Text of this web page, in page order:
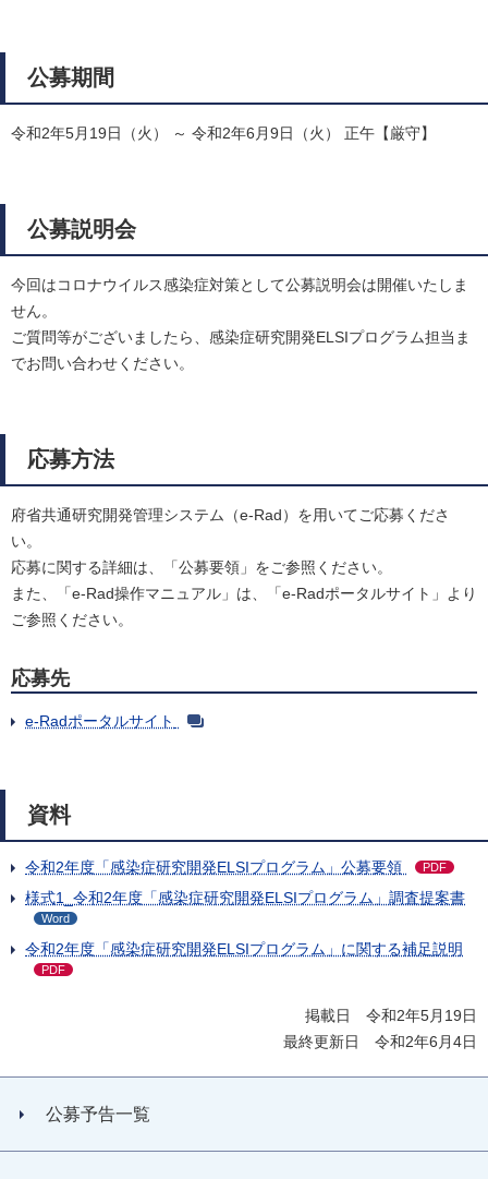
公募期間
令和2年5月19日（火） ～ 令和2年6月9日（火） 正午【厳守】
公募説明会
今回はコロナウイルス感染症対策として公募説明会は開催いたしま
せん。
ご質問等がございましたら、感染症研究開発ELSIプログラム担当ま
でお問い合わせください。
応募方法
府省共通研究開発管理システム（e-Rad）を用いてご応募くださ
い。
応募に関する詳細は、「公募要領」をご参照ください。
また、「e-Rad操作マニュアル」は、「e-Radポータルサイト」より
ご参照ください。
応募先
e-Radポータルサイト
資料
令和2年度「感染症研究開発ELSIプログラム」公募要領 PDF
様式1_令和2年度「感染症研究開発ELSIプログラム」調査提案書
Word
令和2年度「感染症研究開発ELSIプログラム」に関する補足説明
PDF
掲載日 令和2年5月19日
最終更新日 令和2年6月4日
公募予告一覧